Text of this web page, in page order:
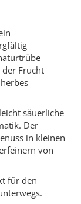
Frucht
säuerliche
Der
in kleinen
von
für den